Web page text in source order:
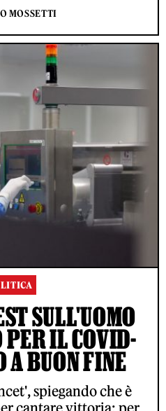
MOSSETTI
SULL'UOMO
PER IL COVID-
A BUON FINE
spiegando che è